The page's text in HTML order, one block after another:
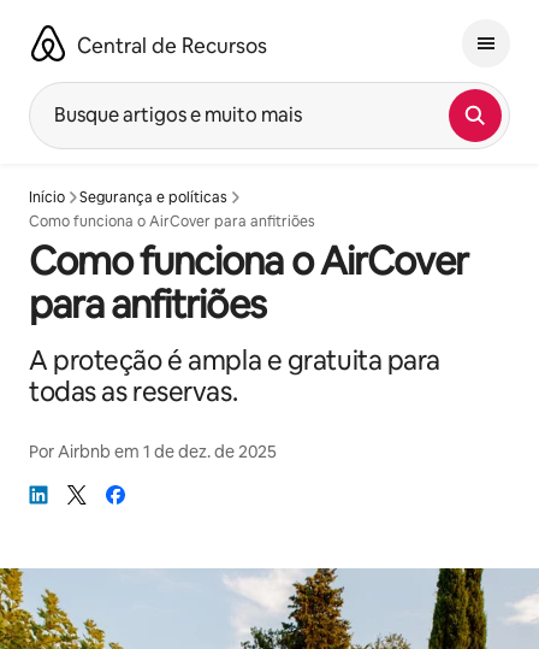
conteúdo
Central de Recursos
Busque artigos e muito mais
Início
Segurança e políticas
Como funciona o AirCover para anfitriões
Como funciona o AirCover
para anfitriões
A proteção é ampla e gratuita para
todas as reservas.
PorAirbnb em 1 de dez. de 2025